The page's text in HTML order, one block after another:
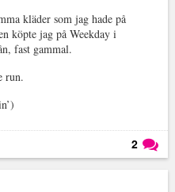
kläder som jag hade på
köpte jag på Weekday i
fast gammal.
run.
2